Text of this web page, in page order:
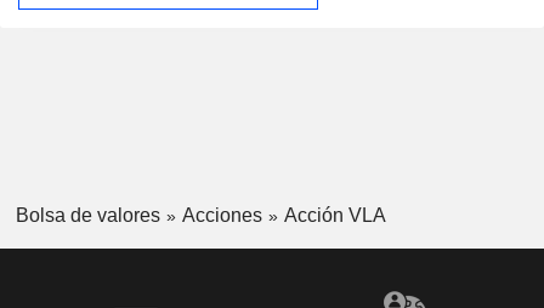
Bolsa de valores Acciones Acción VLA